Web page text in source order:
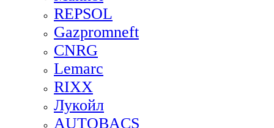
REPSOL
Gazpromneft
CNRG
Lemarc
RIXX
Лукойл
AUTOBACS